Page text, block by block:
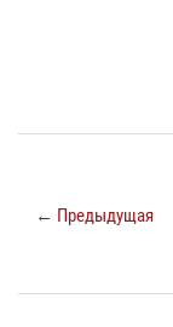
← Предыдущая